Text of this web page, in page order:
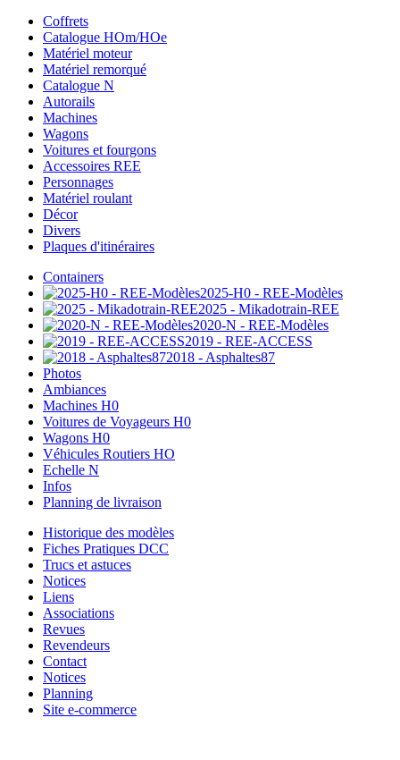
Coffrets
Catalogue HOm/HOe
Matériel moteur
Matériel remorqué
Catalogue N
Autorails
Machines
Wagons
Voitures et fourgons
Accessoires REE
Personnages
Matériel roulant
Décor
Divers
Plaques d'itinéraires
Containers
2025-H0 - REE-Modèles
2025 - Mikadotrain-REE
2020-N - REE-Modèles
2019 - REE-ACCESS
2018 - Asphaltes87
Photos
Ambiances
Machines H0
Voitures de Voyageurs H0
Wagons H0
Véhicules Routiers HO
Echelle N
Infos
Planning de livraison
Historique des modèles
Fiches Pratiques DCC
Trucs et astuces
Notices
Liens
Associations
Revues
Revendeurs
Contact
Notices
Planning
Site e-commerce